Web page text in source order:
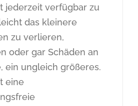
jederzeit verfügbar zu
das kleinere
zu verlieren,
oder gar Schäden an
ein ungleich größeres.
eine